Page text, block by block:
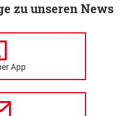
zu unseren News
App